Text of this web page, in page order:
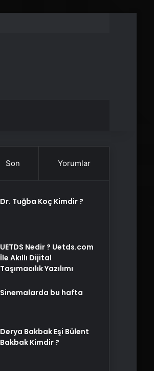
Son Yorumlar
Dr. Tuğba Koç Kimdir ?
UETDS Nedir ? Uetds.com
İle Akıllı Dijital
Taşımacılık Yazılımı
Sinemalarda bu hafta
Derya Bakbak Eşi Bülent
Bakbak Kimdir ?